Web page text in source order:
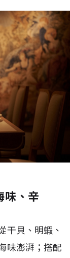
味、辛
干貝、明蝦、
味澎湃；搭配